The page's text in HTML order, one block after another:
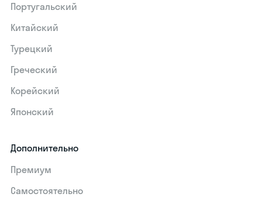
Португальский
Китайский
Турецкий
Греческий
Корейский
Японский
Дополнительно
Премиум
Самостоятельно